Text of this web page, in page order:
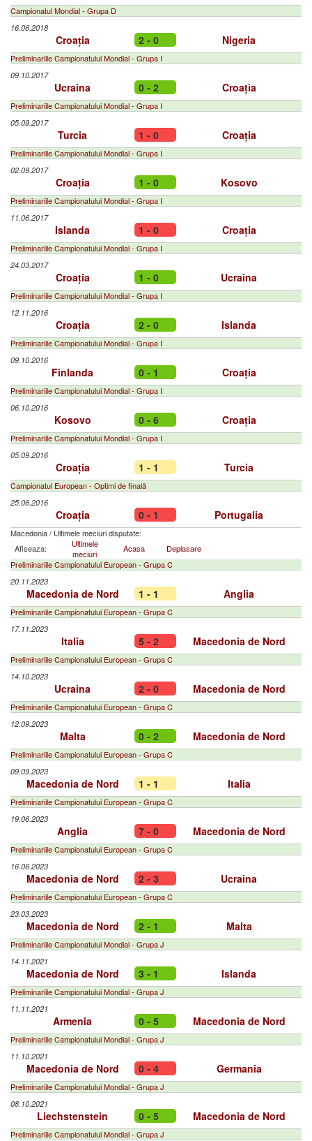
Campionatul Mondial - Grupa D
16.06.2018
Croația 2 - 0 Nigeria
Preliminariile Campionatului Mondial - Grupa I
09.10.2017
Ucraina 0 - 2 Croația
Preliminariile Campionatului Mondial - Grupa I
05.09.2017
Turcia 1 - 0 Croația
Preliminariile Campionatului Mondial - Grupa I
02.09.2017
Croația 1 - 0 Kosovo
Preliminariile Campionatului Mondial - Grupa I
11.06.2017
Islanda 1 - 0 Croația
Preliminariile Campionatului Mondial - Grupa I
24.03.2017
Croația 1 - 0 Ucraina
Preliminariile Campionatului Mondial - Grupa I
12.11.2016
Croația 2 - 0 Islanda
Preliminariile Campionatului Mondial - Grupa I
09.10.2016
Finlanda 0 - 1 Croația
Preliminariile Campionatului Mondial - Grupa I
06.10.2016
Kosovo 0 - 6 Croația
Preliminariile Campionatului Mondial - Grupa I
05.09.2016
Croația 1 - 1 Turcia
Campionatul European - Optimi de finală
25.06.2016
Croația 0 - 1 Portugalia
Macedonia/ Ultimele meciuri disputate:
Afiseaza:
Ultimele
meciuri
Acasa
Deplasare
Preliminariile Campionatului European - Grupa C
20.11.2023
Macedonia de Nord 1 - 1 Anglia
Preliminariile Campionatului European - Grupa C
17.11.2023
Italia 5 - 2 Macedonia de Nord
Preliminariile Campionatului European - Grupa C
14.10.2023
Ucraina 2 - 0 Macedonia de Nord
Preliminariile Campionatului European - Grupa C
12.09.2023
Malta 0 - 2 Macedonia de Nord
Preliminariile Campionatului European - Grupa C
09.09.2023
Macedonia de Nord 1 - 1 Italia
Preliminariile Campionatului European - Grupa C
19.06.2023
Anglia 7 - 0 Macedonia de Nord
Preliminariile Campionatului European - Grupa C
16.06.2023
Macedonia de Nord 2 - 3 Ucraina
Preliminariile Campionatului European - Grupa C
23.03.2023
Macedonia de Nord 2 - 1 Malta
Preliminariile Campionatului Mondial - Grupa J
14.11.2021
Macedonia de Nord 3 - 1 Islanda
Preliminariile Campionatului Mondial - Grupa J
11.11.2021
Armenia 0 - 5 Macedonia de Nord
Preliminariile Campionatului Mondial - Grupa J
11.10.2021
Macedonia de Nord 0 - 4 Germania
Preliminariile Campionatului Mondial - Grupa J
08.10.2021
Liechstenstein 0 - 5 Macedonia de Nord
Preliminariile Campionatului Mondial - Grupa J